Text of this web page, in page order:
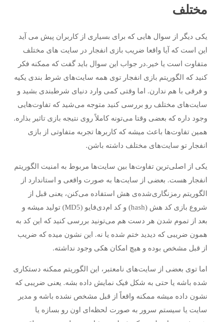
مختلف
یکی دیگر از سوال هایی که برای بسیاری از کاربران پیش می آید
این است که آیا واقعا ضریب بازی انفجار در سایت های مختلف
متفاوت است یا خیر.در جواب این سوال باید گفت که ممکنه فکر
کنید که الگوریتم بازی انفجار توی همه سایت‌های شرط بندی یکیه
و فرقی با هم ندارن. اما وقتی کمی وارد دنیای شرطبندی بشید و
سایت‌های مختلف رو بررسی کنید متوجه می‌شید که تفاوت‌هایی
وجود داره که بعضی وقتا می‌تونه کاملاً روی نتیجه بازی تاثیر بذاره.
همین تفاوت‌ها باعث میشه که کاربرها تجربه متفاوتی از بازی
انفجار تو سایت‌های مختلف داشته باشن.
یکی از اصلی‌ترین تفاوت‌ها بین سایت‌ها مربوط به امنیت الگوریتم
انفجار هست. بعضی از سایت‌ها به صورت واقعی و استاندارد از
الگوریتم رمزنگاری‌شده‌ی هش استفاده می‌کنن، یعنی قبل از
شروع بازی کد هش (hash) و کد ام‌دی‌فایو (MD5) تولید میشه و
بعد از تموم شدن هر دست هم می‌تونید بررسی کنید که این کد به
همون ضریبی که دیدید ختم شده یا نه. این نشون میده که ضریب
از قبل مشخص بوده و هیچ امکان هکی وجود نداشته.
اما توی بعضی از سایت‌های نامعتبر، این الگوریتم ممکنه دستکاری
شده باشه یا حتی به شکل فیک نمایش داده بشه. یعنی ضریبی که
نشون داده میشه ممکنه واقعاً از قبل مشخص نشده باشه و مدیر
سایت یا سیستم سرور به صورت لحظه‌ای اون رو بسازه یا